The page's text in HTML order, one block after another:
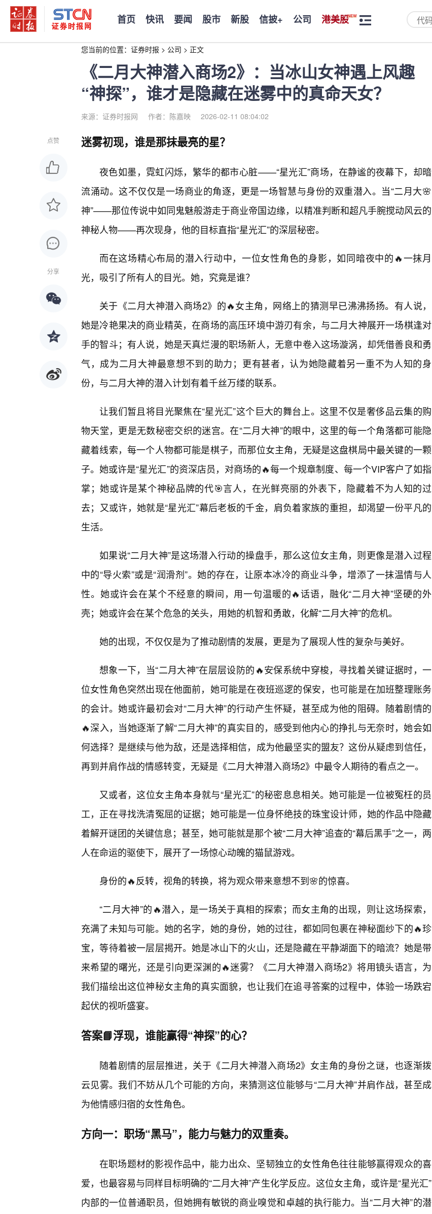
首页 快讯 要闻 股市 新股 信披+ 公司 港美股
您当前的位置： 证券时报 > 公司 > 正文
《二月大神潜入商场2》：当冰山女神遇上风趣
“神探”，谁才是隐藏在迷雾中的真命天女？
来源：证券时报网 作者：陈嘉映 2026-02-11 08:04:02
点赞
分享
迷雾初现，谁是那抹最亮的星？
夜色如墨，霓虹闪烁，繁华的都市心脏——“星光汇”商场，在静谧的夜幕下，却暗
流涌动。这不仅仅是一场商业的角逐，更是一场智慧与身份的双重潜入。当“二月大🌸
神”——那位传说中如同鬼魅般游走于商业帝国边缘，以精准判断和超凡手腕搅动风云的
神秘人物——再次现身，他的目标直指“星光汇”的深层秘密。
而在这场精心布局的潜入行动中，一位女性角色的身影，如同暗夜中的🔥一抹月
光，吸引了所有人的目光。她，究竟是谁？
关于《二月大神潜入商场2》的🔥女主角，网络上的猜测早已沸沸扬扬。有人说，
她是冷艳果决的商业精英，在商场的高压环境中游刃有余，与二月大神展开一场棋逢对
手的智斗；有人说，她是天真烂漫的职场新人，无意中卷入这场漩涡，却凭借善良和勇
气，成为二月大神最意想不到的助力；更有甚者，认为她隐藏着另一重不为人知的身
份，与二月大神的潜入计划有着千丝万缕的联系。
让我们暂且将目光聚焦在“星光汇”这个巨大的舞台上。这里不仅是奢侈品云集的购
物天堂，更是无数秘密交织的迷宫。在“二月大神”的眼中，这里的每一个角落都可能隐
藏着线索，每一个人物都可能是棋子，而那位女主角，无疑是这盘棋局中最关键的一颗
子。她或许是“星光汇”的资深店员，对商场的🔥每一个规章制度、每一个VIP客户了如指
掌；她或许是某个神秘品牌的代🎯言人，在光鲜亮丽的外表下，隐藏着不为人知的过
去；又或许，她就是“星光汇”幕后老板的千金，肩负着家族的重担，却渴望一份平凡的
生活。
如果说“二月大神”是这场潜入行动的操盘手，那么这位女主角，则更像是潜入过程
中的“导火索”或是“润滑剂”。她的存在，让原本冰冷的商业斗争，增添了一抹温情与人
性。她或许会在某个不经意的瞬间，用一句温暖的🔥话语，融化“二月大神”坚硬的外
壳；她或许会在某个危急的关头，用她的机智和勇敢，化解“二月大神”的危机。
她的出现，不仅仅是为了推动剧情的发展，更是为了展现人性的复杂与美好。
想象一下，当“二月大神”在层层设防的🔥安保系统中穿梭，寻找着关键证据时，一
位女性角色突然出现在他面前，她可能是在夜班巡逻的保安，也可能是在加班整理账务
的会计。她或许最初会对“二月大神”的行动产生怀疑，甚至成为他的阻碍。随着剧情的
🔥深入，当她逐渐了解“二月大神”的真实目的，感受到他内心的挣扎与无奈时，她会如
何选择？是继续与他为敌，还是选择相信，成为他最坚实的盟友？这份从疑虑到信任，
再到并肩作战的情感转变，无疑是《二月大神潜入商场2》中最令人期待的看点之一。
又或者，这位女主角本身就与“星光汇”的秘密息息相关。她可能是一位被冤枉的员
工，正在寻找洗清冤屈的证据；她可能是一位身怀绝技的珠宝设计师，她的作品中隐藏
着解开谜团的关键信息；甚至，她可能就是那个被“二月大神”追查的“幕后黑手”之一，两
人在命运的驱使下，展开了一场惊心动魄的猫鼠游戏。
身份的🔥反转，视角的转换，将为观众带来意想不到🌸的惊喜。
“二月大神”的🔥潜入，是一场关于真相的探索；而女主角的出现，则让这场探索，
充满了未知与可能。她的名字，她的身份，她的过往，都如同包裹在神秘面纱下的🔥珍
宝，等待着被一层层揭开。她是冰山下的火山，还是隐藏在平静湖面下的暗流？她是带
来希望的曙光，还是引向更深渊的🔥迷雾？《二月大神潜入商场2》将用镜头语言，为
我们描绘出这位神秘女主角的真实面貌，也让我们在追寻答案的过程中，体验一场跌宕
起伏的视听盛宴。
答案📘浮现，谁能赢得“神探”的心？
随着剧情的层层推进，关于《二月大神潜入商场2》女主角的身份之谜，也逐渐拨
云见雾。我们不妨从几个可能的方向，来猜测这位能够与“二月大神”并肩作战，甚至成
为他情感归宿的女性角色。
方向一：职场“黑马”，能力与魅力的双重奏。
在职场题材的影视作品中，能力出众、坚韧独立的女性角色往往能够赢得观众的喜
爱，也最容易与同样目标明确的“二月大神”产生化学反应。这位女主角，或许是“星光汇”
内部的一位普通职员，但她拥有敏锐的商业嗅觉和卓越的执行能力。当“二月大神”的潜